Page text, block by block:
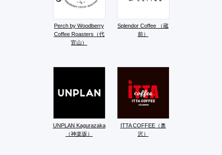
Perch by Woodberry
Coffee Roasters（代
官山）
Splendor Coffee （蔵
前）
UNPLAN Kagurazaka
（神楽坂）
ITTA COFFEE（奥
沢）